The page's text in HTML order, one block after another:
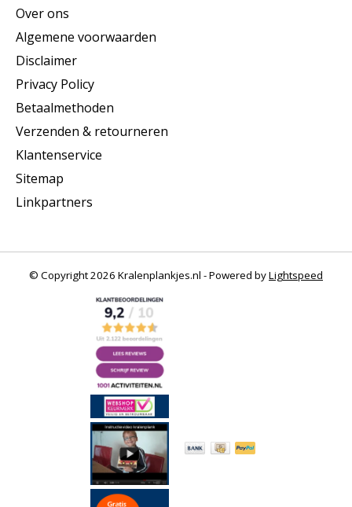
Over ons
Algemene voorwaarden
Disclaimer
Privacy Policy
Betaalmethoden
Verzenden & retourneren
Klantenservice
Sitemap
Linkpartners
© Copyright 2026 Kralenplankjes.nl - Powered byLightspeed